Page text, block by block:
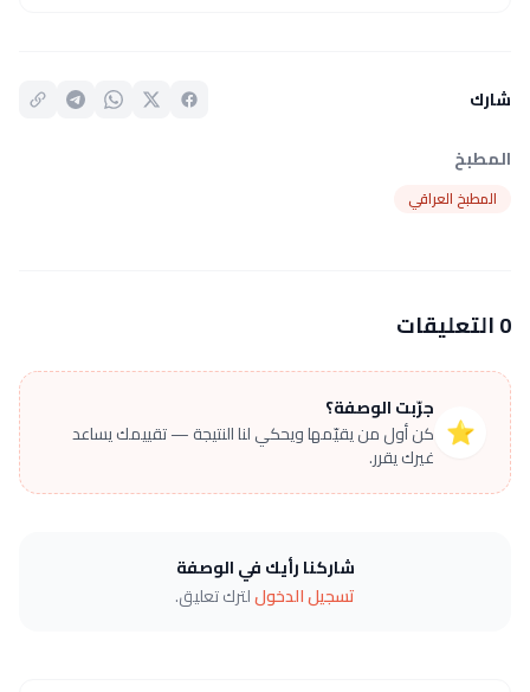
شارك
المطبخ
المطبخ العراقي
0 التعليقات
⭐
جرّبت الوصفة؟
كن أول من يقيّمها ويحكي لنا النتيجة — تقييمك يساعد
غيرك يقرر.
شاركنا رأيك في الوصفة
تسجيل الدخوللترك تعليق.